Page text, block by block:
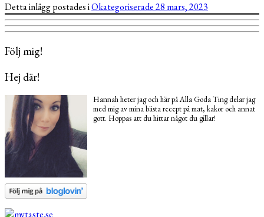
Detta inlägg postades iOkategoriserade28 mars, 2023
Följ mig!
Hej där!
Hannah heter jag och här på Alla Goda Ting delar jag
med mig av mina bästa recept på mat, kakor och annat
gott. Hoppas att du hittar något du gillar!